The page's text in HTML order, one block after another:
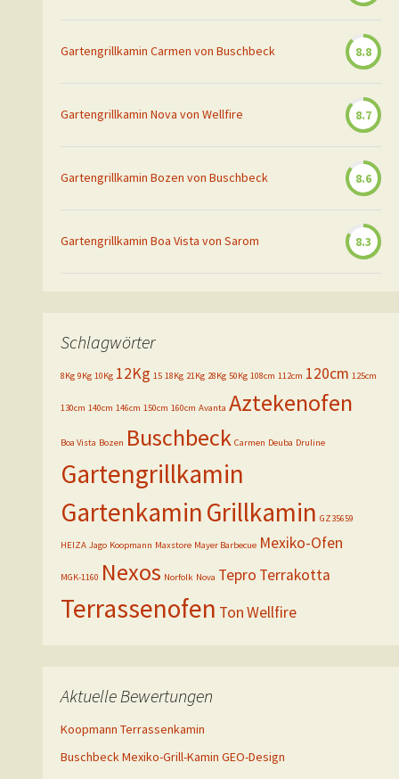
Gartengrillkamin Carmen von Buschbeck 8.8
Gartengrillkamin Nova von Wellfire 8.7
Gartengrillkamin Bozen von Buschbeck 8.6
Gartengrillkamin Boa Vista von Sarom 8.3
Schlagwörter
8Kg 9Kg 10Kg 12Kg 15 18Kg 21Kg 28Kg 50Kg 108cm 112cm 120cm 125cm
130cm 140cm 146cm 150cm 160cm Avanta Aztekenofen
Boa Vista Bozen Buschbeck Carmen Deuba Druline
Gartengrillkamin
GartenkaminGrillkamin GZ35659
HEIZA Jago Koopmann Maxstore Mayer Barbecue Mexiko-Ofen
MGK-1160 Nexos Norfolk Nova Tepro Terrakotta
Terrassenofen TonWellfire
Aktuelle Bewertungen
Koopmann Terrassenkamin
Buschbeck Mexiko-Grill-Kamin GEO-Design